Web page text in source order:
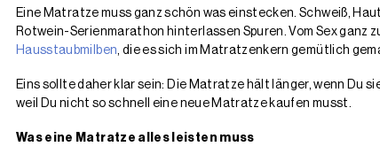
Eine Matratze muss ganz schön was einstecken. Schweiß,
Rotwein-Serienmarathon hinterlassen Spuren. Vom Sex ganz
Hausstaubmilben, die es sich im Matratzenkern gemütlich
Eins sollte daher klar sein: Die Matratze hält länger, wenn Du
weil Du nicht so schnell eine neue Matratze kaufen musst.
Was eine Matratze alles leisten muss